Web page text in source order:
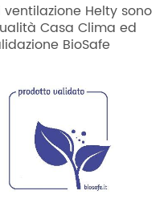
Helty sono
Casa Clima ed
BioSafe